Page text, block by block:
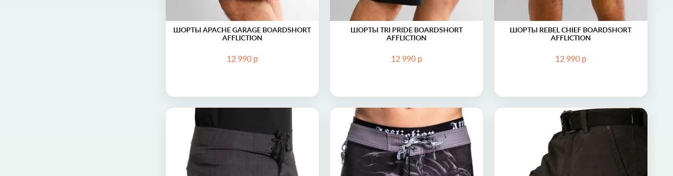
ШОРТЫ APACHE GARAGE BOARDSHORT
AFFLICTION
12 990 р
ШОРТЫ TRI PRIDE BOARDSHORT
AFFLICTION
12 990 р
ШОРТЫ REBEL CHIEF BOARDSHORT
AFFLICTION
12 990 р
Шорты EAGLE STRONG BOARDSHORT Affliction Шорты Decimation Boardshort Affliction Шорты Optimal Cargo Affliction